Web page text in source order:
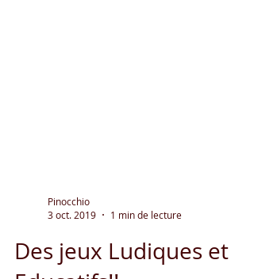
Pinocchio
3 oct. 2019
1 min de lecture